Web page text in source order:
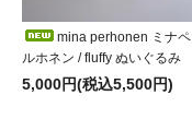
mina perhonen ミナペ
ルホネン / fluffy ぬいぐるみ
5,000円(税込5,500円)